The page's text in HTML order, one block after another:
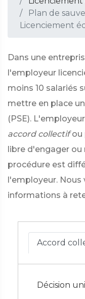
Plan de
Licenciement
Dans une
l'employeur
moins 10 salariés
mettre en place
(PSE).
accord collectif ou
libre d'engager ou
procédure est
l'employeur. Nous
informations à
Accord
Décision